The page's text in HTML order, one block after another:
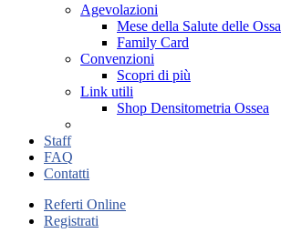
Agevolazioni
Mese della Salute delle Ossa
Family Card
Convenzioni
Scopri di più
Link utili
Shop Densitometria Ossea
Staff
FAQ
Contatti
Referti Online
Registrati